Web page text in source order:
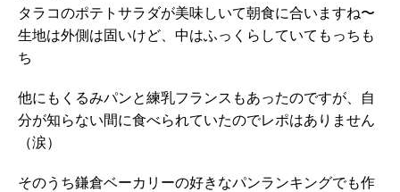
タラコのポテトサラダが美味しいて朝食に合いますね〜
生地は外側は固いけど、中はふっくらしていてもっちも
ち
他にもくるみパンと練乳フランスもあったのですが、自
分が知らない間に食べられていたのでレポはありません
（涙）
そのうち鎌倉ベーカリーの好きなパンランキングでも作